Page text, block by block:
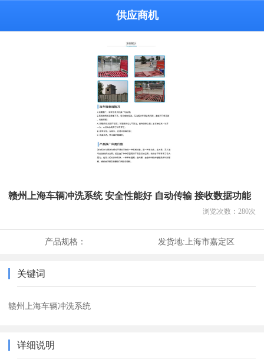
供应商机
赣州上海车辆冲洗系统 安全性能好 自动传输 接收数据功能
浏览次数： 280次
产品规格： 发货地:上海市嘉定区
关键词
赣州上海车辆冲洗系统
详细说明